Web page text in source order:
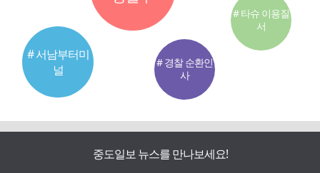
# 서남부터미
널
# 경찰 순환인
사
# 타슈 이용질
서
중도일보 뉴스를 만나보세요!